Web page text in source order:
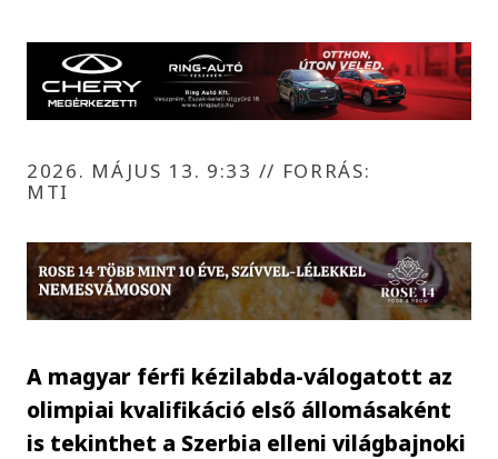
2026. MÁJUS 13. 9:33 // FORRÁS:
MTI
A magyar férfi kézilabda-válogatott az
olimpiai kvalifikáció első állomásaként
is tekinthet a Szerbia elleni világbajnoki